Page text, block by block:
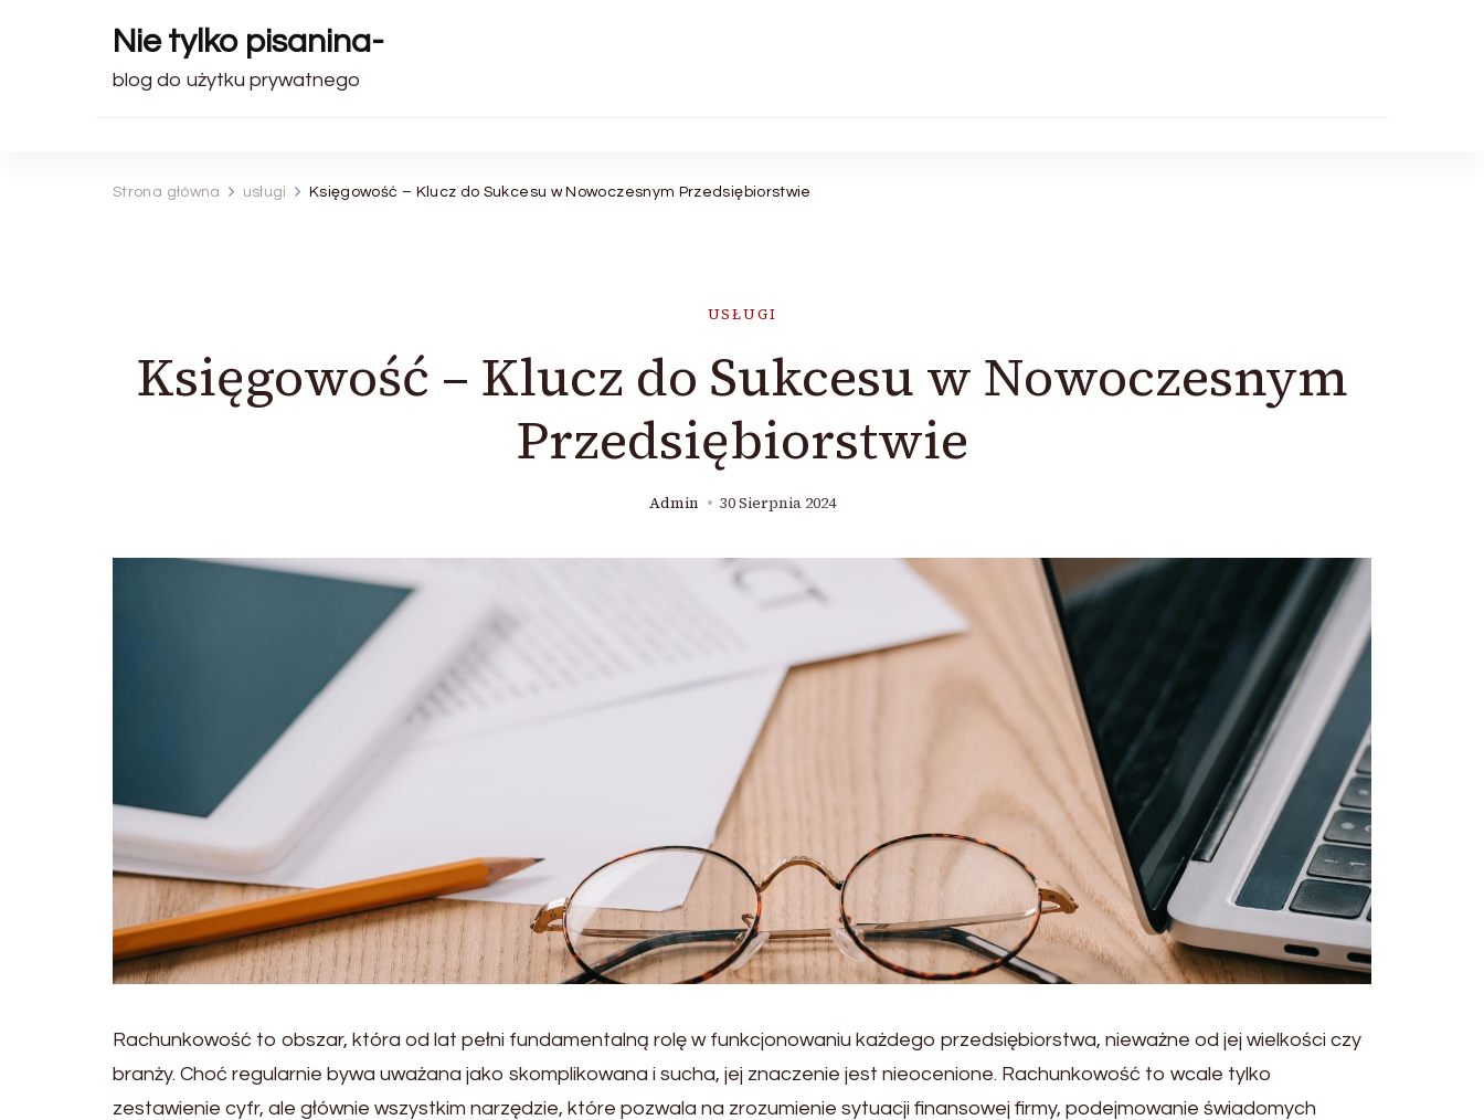
Nie tylko pisanina-
blog do użytku prywatnego
Strona główna usługi Księgowość – Klucz do Sukcesu w Nowoczesnym Przedsiębiorstwie
USŁUGI
Księgowość – Klucz do Sukcesu w Nowoczesnym
Przedsiębiorstwie
Admin 30 Sierpnia 2024
Rachunkowość to obszar, która od lat pełni fundamentalną rolę w funkcjonowaniu każdego przedsiębiorstwa, nieważne od jej wielkości czy
branży. Choć regularnie bywa uważana jako skomplikowana i sucha, jej znaczenie jest nieocenione. Rachunkowość to wcale tylko
zestawienie cyfr, ale głównie wszystkim narzędzie, które pozwala na zrozumienie sytuacji finansowej firmy, podejmowanie świadomych